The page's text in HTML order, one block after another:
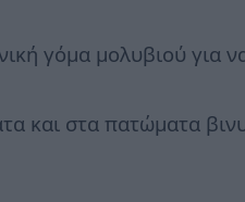
γόμα μολυβιού για
και στα πατώματα